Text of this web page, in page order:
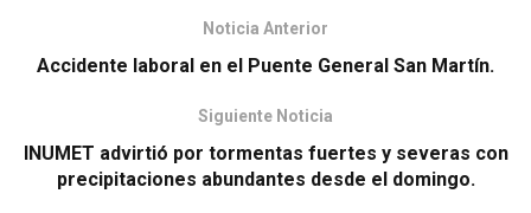
Noticia Anterior
Accidente laboral en el Puente General San Martín.
Siguiente Noticia
INUMET advirtió por tormentas fuertes y severas con
precipitaciones abundantes desde el domingo.